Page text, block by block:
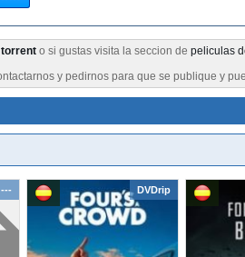
o si gustas visita la seccion de peliculas
y pedirnos para que se publique y
--- DVDrip